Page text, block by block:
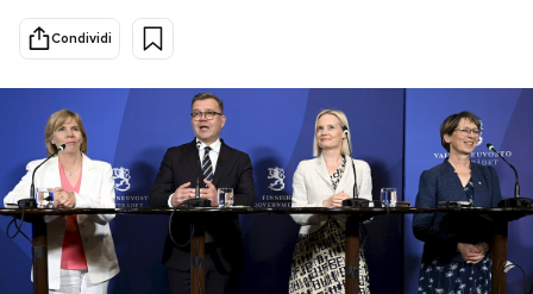
Cultura
Economia
Sport
Mondiali calcio 2026
PODCAST
NEWSLETTER
Condividi